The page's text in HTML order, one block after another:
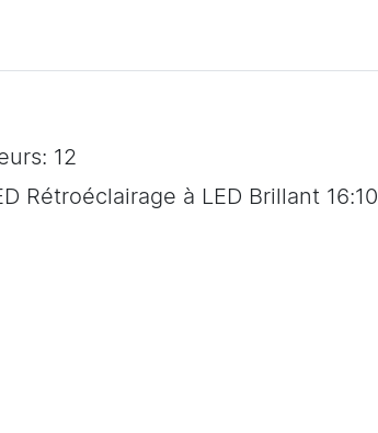
12
Rétroéclairage à LED Brillant 16:10